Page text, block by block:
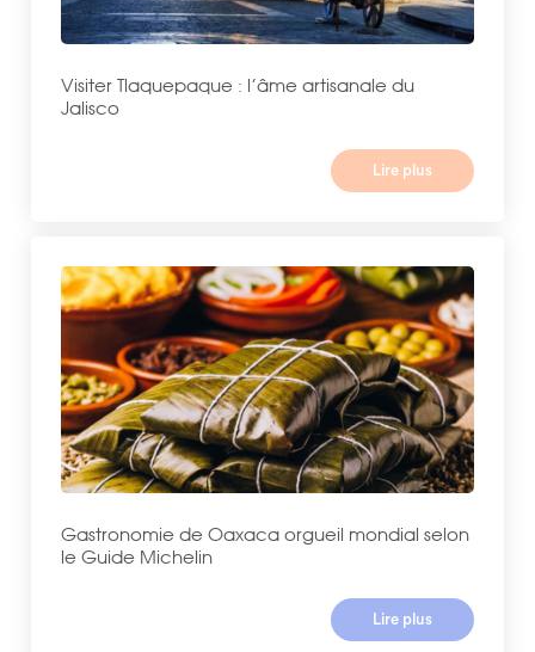
Visiter Tlaquepaque : l’âme artisanale du
Jalisco
Lire plus
Gastronomie de Oaxaca orgueil mondial selon
le Guide Michelin
Lire plus